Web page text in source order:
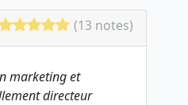
(13 notes)
marketing et
directeur